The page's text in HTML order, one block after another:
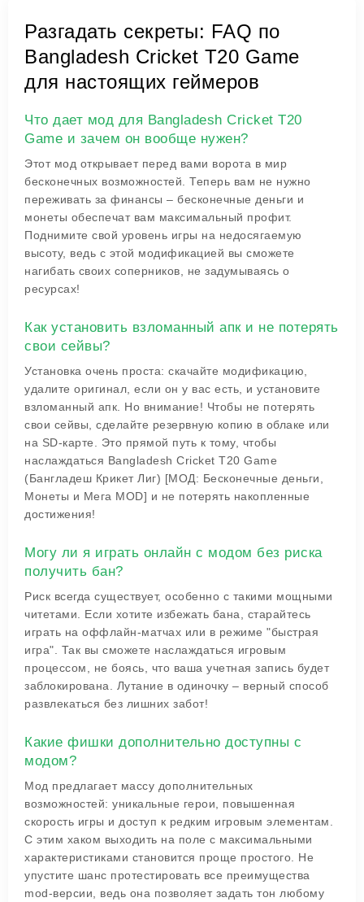
Разгадать секреты: FAQ по
Bangladesh Cricket T20 Game
для настоящих геймеров
Что дает мод для Bangladesh Cricket T20
Game и зачем он вообще нужен?
Этот мод открывает перед вами ворота в мир
бесконечных возможностей. Теперь вам не нужно
переживать за финансы – бесконечные деньги и
монеты обеспечат вам максимальный профит.
Поднимите свой уровень игры на недосягаемую
высоту, ведь с этой модификацией вы сможете
нагибать своих соперников, не задумываясь о
ресурсах!
Как установить взломанный апк и не потерять
свои сейвы?
Установка очень проста: скачайте модификацию,
удалите оригинал, если он у вас есть, и установите
взломанный апк. Но внимание! Чтобы не потерять
свои сейвы, сделайте резервную копию в облаке или
на SD-карте. Это прямой путь к тому, чтобы
наслаждаться Bangladesh Cricket T20 Game
(Бангладеш Крикет Лиг) [МОД: Бесконечные деньги,
Монеты и Мега MOD] и не потерять накопленные
достижения!
Могу ли я играть онлайн с модом без риска
получить бан?
Риск всегда существует, особенно с такими мощными
читетами. Если хотите избежать бана, старайтесь
играть на оффлайн-матчах или в режиме "быстрая
игра". Так вы сможете наслаждаться игровым
процессом, не боясь, что ваша учетная запись будет
заблокирована. Лутание в одиночку – верный способ
развлекаться без лишних забот!
Какие фишки дополнительно доступны с
модом?
Мод предлагает массу дополнительных
возможностей: уникальные герои, повышенная
скорость игры и доступ к редким игровым элементам.
С этим хаком выходить на поле с максимальными
характеристиками становится проще простого. Не
упустите шанс протестировать все преимущества
mod-версии, ведь она позволяет задать тон любому